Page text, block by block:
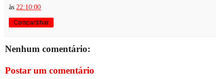
às 22:10:00
Compartilhar
Nenhum comentário:
Postar um comentário